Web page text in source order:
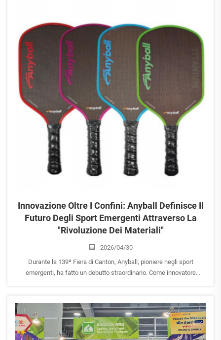
Innovazione Oltre I Confini: Anyball Definisce Il
Futuro Degli Sport Emergenti Attraverso La
"Rivoluzione Dei Materiali"
2026/04/30
Durante la 139ª Fiera di Canton, Anyball, pioniere negli sport
emergenti, ha fatto un debutto straordinario. Come innovatore
Padel, il Tennistavolo e il Calcio...